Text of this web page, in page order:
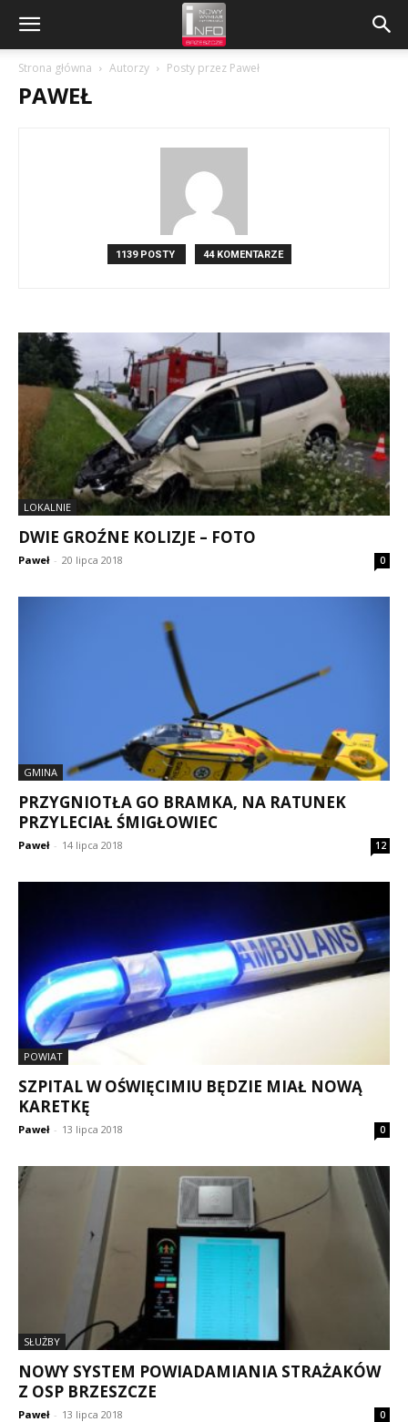
Strona główna Autorzy Posty przez Paweł
PAWEŁ
1139 POSTY 44 KOMENTARZE
LOKALNIE
DWIE GROŹNE KOLIZJE – FOTO
Paweł - 20 lipca 2018 0
GMINA
PRZYGNIOTŁA GO BRAMKA, NA RATUNEK
PRZYLECIAŁ ŚMIGŁOWIEC
Paweł - 14 lipca 2018 12
POWIAT
SZPITAL W OŚWIĘCIMIU BĘDZIE MIAŁ NOWĄ
KARETKĘ
Paweł - 13 lipca 2018 0
SŁUŻBY
NOWY SYSTEM POWIADAMIANIA STRAŻAKÓW
Z OSP BRZESZCZE
Paweł - 13 lipca 2018 0